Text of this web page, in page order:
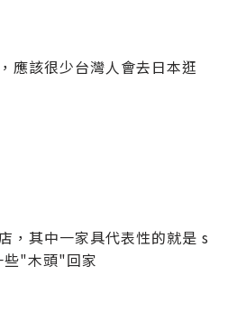
應該很少台灣人會去日本逛
，其中一家具代表性的就是 s
"木頭"回家